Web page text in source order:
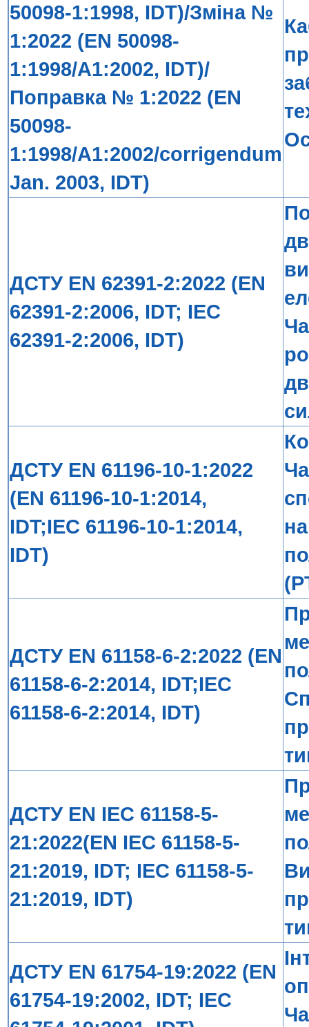
50098-1:1998, IDT)/Зміна №
1:2022 (EN 50098-
1:1998/A1:2002, IDT)/
Поправка № 1:2022 (EN
50098-
1:1998/A1:2002/corrigendum
Jan. 2003, IDT)
ДСТУ EN 62391-2:2022 (EN
62391-2:2006, IDT; IEC
62391-2:2006, IDT)
ДСТУ EN 61196-10-1:2022
(EN 61196-10-1:2014,
IDT;IEC 61196-10-1:2014,
IDT)
ДСТУ EN 61158-6-2:2022 (EN
61158-6-2:2014, IDT;IEC
61158-6-2:2014, IDT)
ДСТУ EN IEC 61158-5-
21:2022(EN IEC 61158-5-
21:2019, IDT; IEC 61158-5-
21:2019, IDT)
ДСТУ EN 61754-19:2022 (EN
61754-19:2002, IDT; IEC